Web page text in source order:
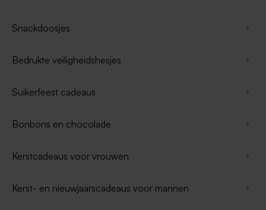
Snackdoosjes
Bedrukte veiligheidshesjes
Suikerfeest cadeaus
Bonbons en chocolade
Kerstcadeaus voor vrouwen
Kerst- en nieuwjaarscadeaus voor mannen